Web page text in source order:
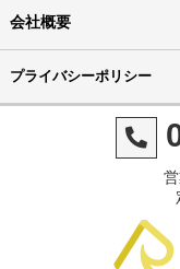
会社概要
プライバシーポリシー